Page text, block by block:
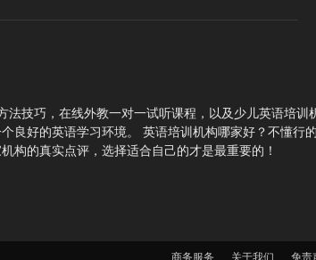
技巧，在线外教一对一试听课程，以及少儿英语培训
良好的英语学习环境。 英语培训机构哪家好？不懂行
构的真实点评，选择适合自己的才是最重要的！